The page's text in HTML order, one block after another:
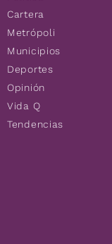
Cartera
Metrópoli
Municipios
Deportes
Opinión
Vida Q
Tendencias